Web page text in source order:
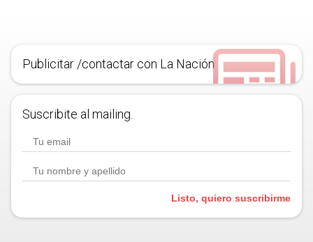
Publicitar /contactar con La Nación
Suscribite al mailing.
Listo, quiero suscribirme